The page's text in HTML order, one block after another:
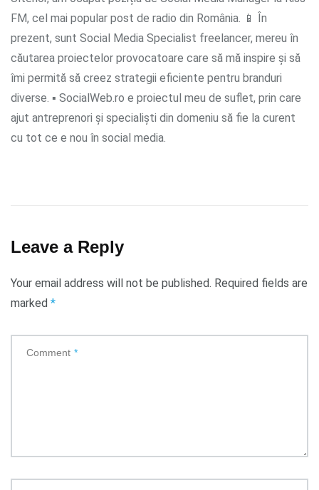
FM, cel mai popular post de radio din România. 📱 În
prezent, sunt Social Media Specialist freelancer, mereu în
căutarea proiectelor provocatoare care să mă inspire și să
îmi permită să creez strategii eficiente pentru branduri
diverse. ▪ SocialWeb.ro e proiectul meu de suflet, prin care
ajut antreprenori și specialiști din domeniu să fie la curent
cu tot ce e nou în social media.
Leave a Reply
Your email address will not be published. Required fields are
marked *
Comment *